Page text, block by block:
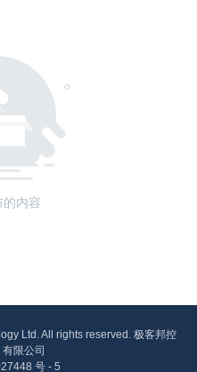
的内容
Ltd. All rights reserved. 极客邦控
限公司
号 - 5